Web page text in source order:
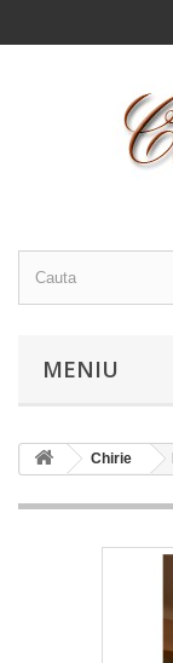
MENIU
Chirie